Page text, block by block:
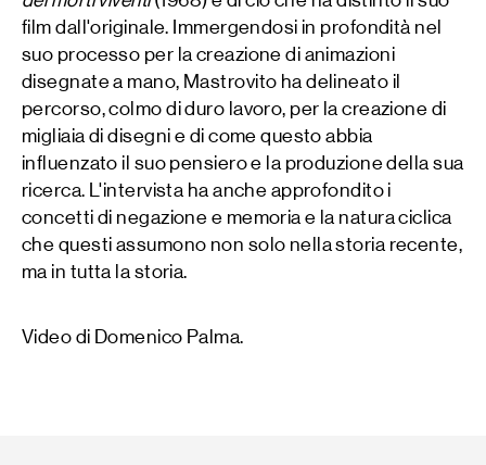
film dall'originale. Immergendosi in profondità nel
suo processo per la creazione di animazioni
disegnate a mano, Mastrovito ha delineato il
percorso, colmo di duro lavoro, per la creazione di
migliaia di disegni e di come questo abbia
influenzato il suo pensiero e la produzione della sua
ricerca. L'intervista ha anche approfondito i
concetti di negazione e memoria e la natura ciclica
che questi assumono non solo nella storia recente,
ma in tutta la storia.
Video di Domenico Palma.